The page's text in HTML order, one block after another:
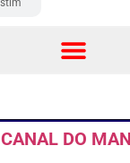
CANAL DO